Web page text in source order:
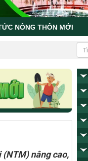
NÔNG THÔN MỚI
nâng cao,